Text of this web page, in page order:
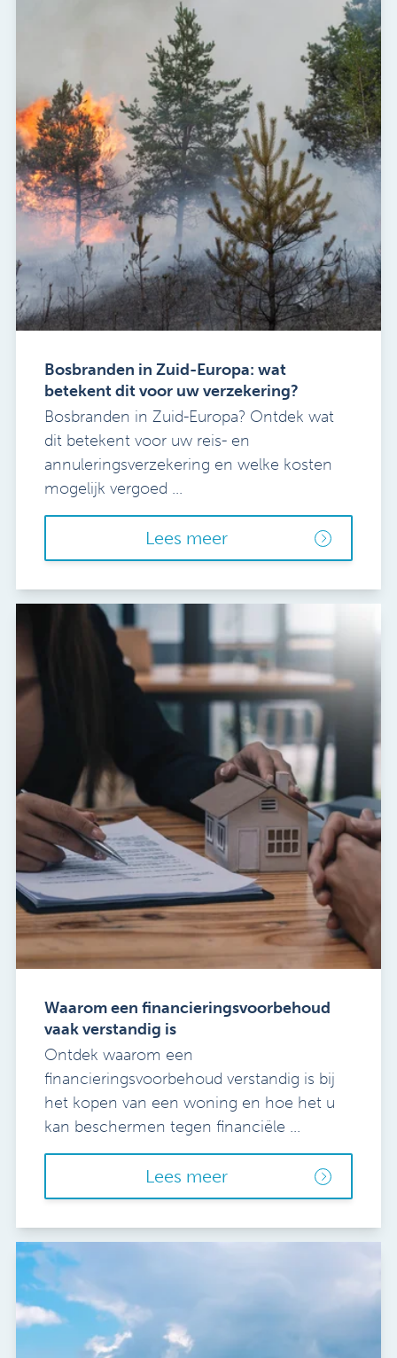
Bosbranden in Zuid-Europa: wat
betekent dit voor uw verzekering?
Bosbranden in Zuid-Europa? Ontdek wat
dit betekent voor uw reis- en
annuleringsverzekering en welke kosten
mogelijk vergoed ...
Lees meer
Waarom een financieringsvoorbehoud
vaak verstandig is
Ontdek waarom een
financieringsvoorbehoud verstandig is bij
het kopen van een woning en hoe het u
kan beschermen tegen financiële ...
Lees meer